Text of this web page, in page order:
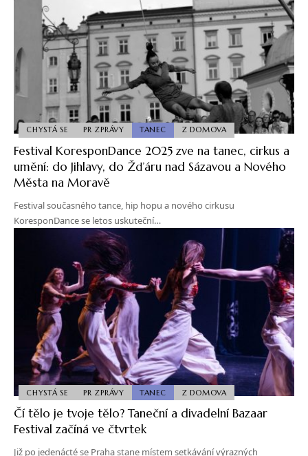
CHYSTÁ SE PR ZPRÁVY TANEC Z DOMOVA
Festival KoresponDance 2025 zve na tanec, cirkus a
umění: do Jihlavy, do Žďáru nad Sázavou a Nového
Města na Moravě
Festival současného tance, hip hopu a nového cirkusu
KoresponDance se letos uskuteční…
CHYSTÁ SE PR ZPRÁVY TANEC Z DOMOVA
Čí tělo je tvoje tělo? Taneční a divadelní Bazaar
Festival začíná ve čtvrtek
Již po jedenácté se Praha stane místem setkávání výrazných